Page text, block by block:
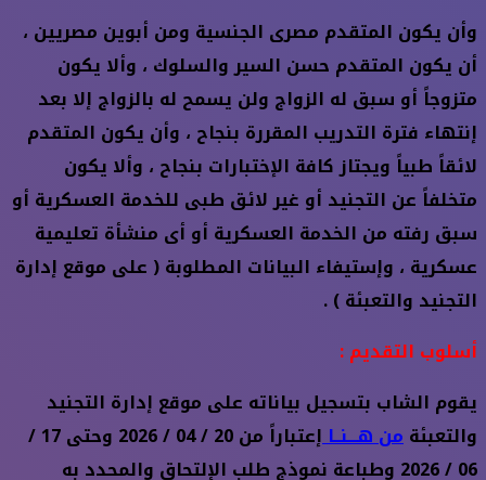
وأن يكون المتقدم مصرى الجنسية ومن أبوين مصريين ،
أن يكون المتقدم حسن السير والسلوك ، وألا يكون
متزوجاً أو سبق له الزواج ولن يسمح له بالزواج إلا بعد
إنتهاء فترة التدريب المقررة بنجاح ، وأن يكون المتقدم
لائقاً طبياً ويجتاز كافة الإختبارات بنجاح ، وألا يكون
متخلفاً عن التجنيد أو غير لائق طبى للخدمة العسكرية أو
سبق رفته من الخدمة العسكرية أو أى منشأة تعليمية
عسكرية ، وإستيفاء البيانات المطلوبة ( على موقع إدارة
التجنيد والتعبئة ) .
أسلوب التقديم :
يقوم الشاب بتسجيل بياناته على موقع إدارة التجنيد
والتعبئةمن هـــنــا
إعتباراً من 20 / 04 / 2026 وحتى 17 /
06 / 2026 وطباعة نموذج طلب الإلتحاق والمحدد به